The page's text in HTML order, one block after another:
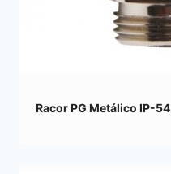
Racor PG Metálico IP-54